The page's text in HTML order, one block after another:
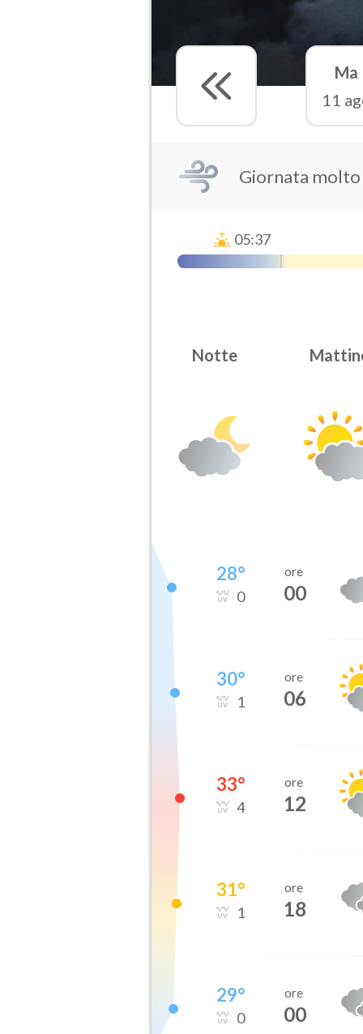
Ma
11
Giornata
05:37
Notte
28°
0
ore
00
30°
1
ore
06
33°
4
ore
12
31°
1
ore
18
29°
0
ore
00